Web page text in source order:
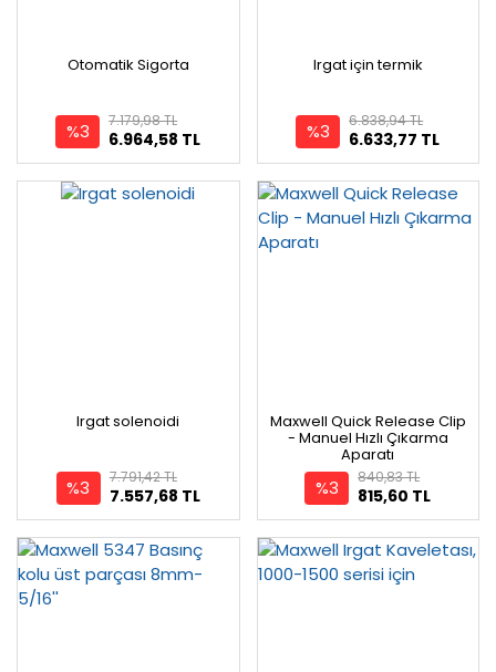
Otomatik Sigorta
%3 6.964,58 TL
7.179,98 TL
Irgat için termik
%3 6.633,77 TL
6.838,94 TL
Irgat solenoidi
%3 7.557,68 TL
7.791,42 TL
Maxwell Quick Release Clip
- Manuel Hızlı Çıkarma
Aparatı
%3 815,60 TL
840,83 TL